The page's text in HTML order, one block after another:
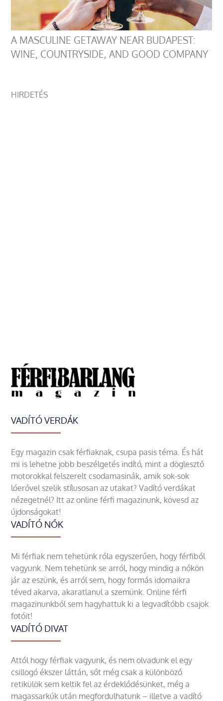
A MASCULINE GETAWAY NEAR BUDAPEST:
WINE, COUNTRYSIDE, AND GOOD COMPANY
HIRDETÉS
VADÍTÓ VERDÁK
Egy magazin csak férfiaknak, csupa pasis téma. És hát
mi is lehetne jobb beszélgetés indító, mint a döglesztő
motorokkal felszerelt csodamasinák, amik sok-sok
lóerővel szelik stílusosan az utakat? Vadító verdákat
nézegetnél? Itt az online férfi magazinunk, kövesd az
újdonságokat!
VADÍTÓ NŐK
Mi férfiak nem tehetünk róla egyszerűen, hogy férfiből
vagyunk. Nem tehetünk se arról, hogy mindig a nőkön
jár az eszünk, és arról sem, hogy formás idomaikra
téved akarva, akaratlanul a szemünk. Online férfi
magazinunkból sem hagyhattuk ki a legvadítóbb csajok
fotóit!
VADÍTÓ DIVAT
Attól hogy férfiak vagyunk, és nem olvadunk el egy
csillogó ékszer láttán, sőt még csak a különböző
retikülök sem keltik fel az érdeklődésünket, még a
magassarkúk után megfordulhatunk – illetve a vadító